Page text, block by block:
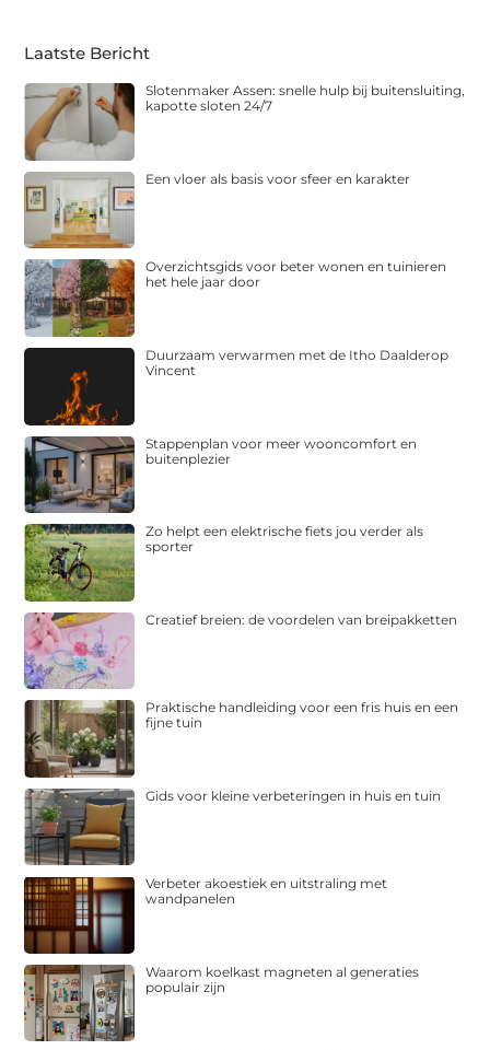
Laatste Bericht
Slotenmaker Assen: snelle hulp bij buitensluiting,
kapotte sloten 24/7
Een vloer als basis voor sfeer en karakter
Overzichtsgids voor beter wonen en tuinieren
het hele jaar door
Duurzaam verwarmen met de Itho Daalderop
Vincent
Stappenplan voor meer wooncomfort en
buitenplezier
Zo helpt een elektrische fiets jou verder als
sporter
Creatief breien: de voordelen van breipakketten
Praktische handleiding voor een fris huis en een
fijne tuin
Gids voor kleine verbeteringen in huis en tuin
Verbeter akoestiek en uitstraling met
wandpanelen
Waarom koelkast magneten al generaties
populair zijn